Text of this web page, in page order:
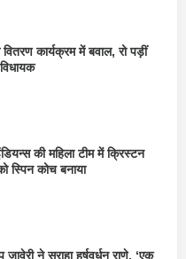
कार्यक्रम में बवाल, रो पड़ीं
की महिला टीम में क्रिस्टन
स्पिन कोच बनाया
जावेरी ने सराहा हर्षवर्धन राणे, ‘एक